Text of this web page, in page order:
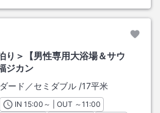
り＞【男性専用大浴場＆サウ
ジカン
ード／セミダブル /17平米
INチェックイン
15:00 ～ | OUT チェックアウト
～11:00